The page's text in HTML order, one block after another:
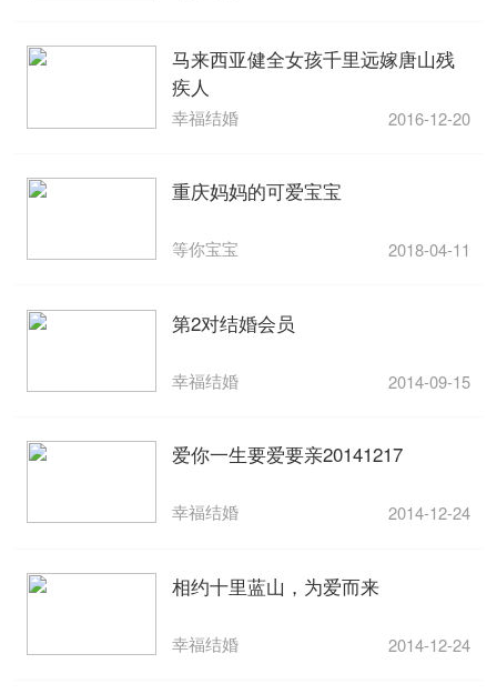
马来西亚健全女孩千里远嫁唐山残
疾人
幸福结婚 2016-12-20
重庆妈妈的可爱宝宝
等你宝宝 2018-04-11
第2对结婚会员
幸福结婚 2014-09-15
爱你一生要爱要亲20141217
幸福结婚 2014-12-24
相约十里蓝山，为爱而来
幸福结婚 2014-12-24